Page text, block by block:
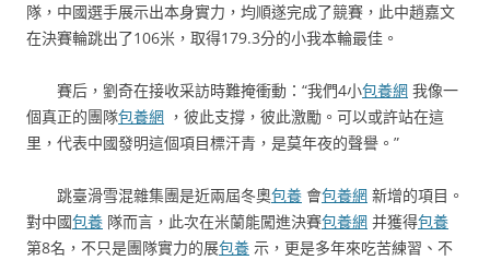
隊，中國選手展示出本身實力，均順遂完成了競賽，此中趙嘉文
在決賽輪跳出了106米，取得179.3分的小我本輪最佳。
賽后，劉奇在接收采訪時難掩衝動：“我們4小包養網 我像一
個真正的團隊包養網 ，彼此支撐，彼此激勵。可以或許站在這
里，代表中國發明這個項目標汗青，是莫年夜的聲譽。”
跳臺滑雪混雜集團是近兩屆冬奧包養 會包養網 新增的項目。
對中國包養 隊而言，此次在米蘭能闖進決賽包養網 并獲得包養
第8名，不只是團隊實力的展包養 示，更是多年來吃苦練習、不